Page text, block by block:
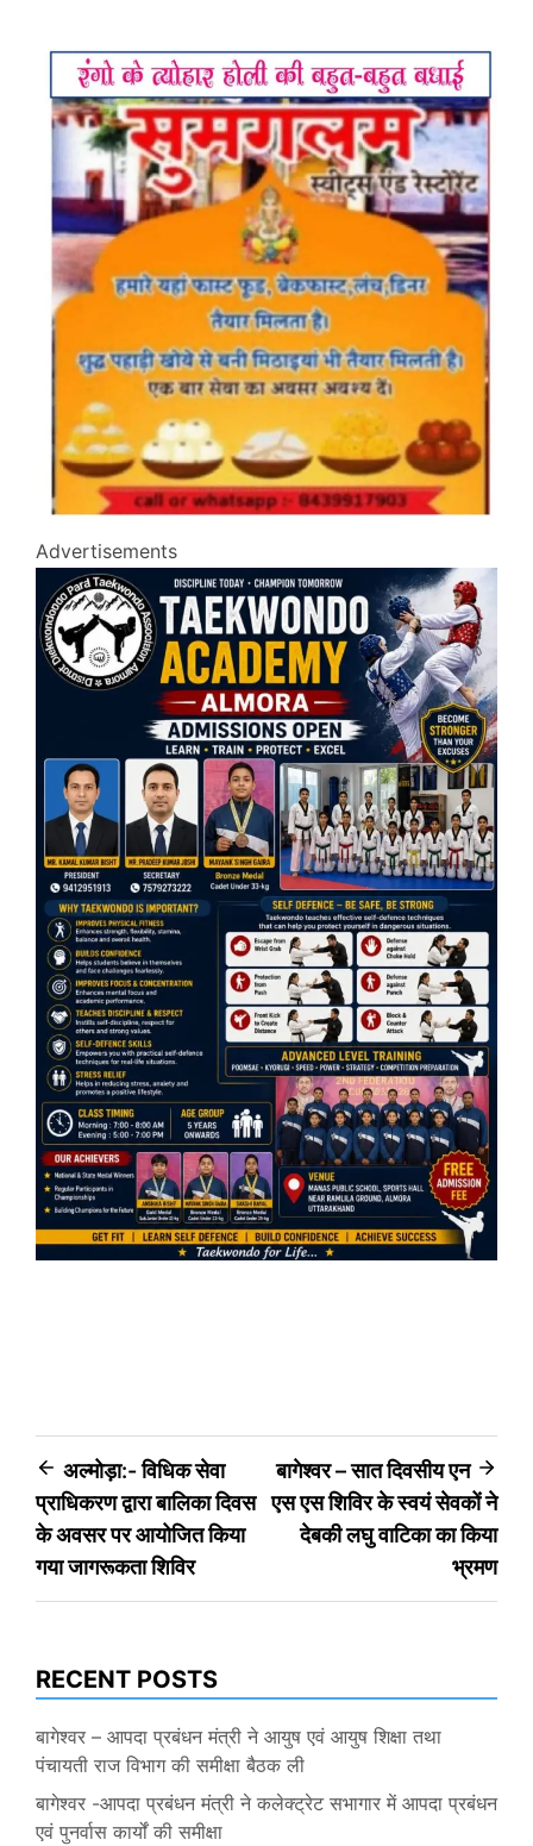
Advertisements
Post
navigation
अल्मोड़ा:- विधिक सेवा
प्राधिकरण द्वारा बालिका दिवस
के अवसर पर आयोजित किया
गया जागरूकता शिविर
बागेश्वर – सात दिवसीय एन
एस एस शिविर के स्वयं सेवकों ने
देबकी लघु वाटिका का किया
भ्रमण
RECENT POSTS
बागेश्वर – आपदा प्रबंधन मंत्री ने आयुष एवं आयुष शिक्षा तथा
पंचायती राज विभाग की समीक्षा बैठक ली
बागेश्वर -आपदा प्रबंधन मंत्री ने कलेक्ट्रेट सभागार में आपदा प्रबंधन
एवं पुनर्वास कार्यों की समीक्षा